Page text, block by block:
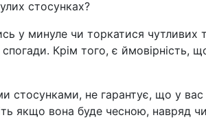
стосунках?
у минуле чи торкатися чутливих
Крім того, є ймовірність,
стосунками, не гарантує, що у вас
якщо вона буде чесною, навряд